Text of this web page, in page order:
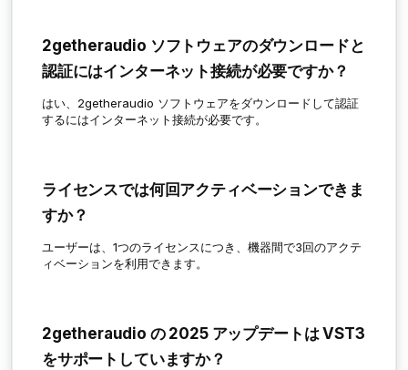
2getheraudio ソフトウェアのダウンロードと
認証にはインターネット接続が必要ですか？
はい、2getheraudio ソフトウェアをダウンロードして認証
するにはインターネット接続が必要です。
ライセンスでは何回アクティベーションできま
すか？
ユーザーは、1つのライセンスにつき、機器間で3回のアクテ
ィベーションを利用できます。
2getheraudio の 2025 アップデートは VST3
をサポートしていますか？